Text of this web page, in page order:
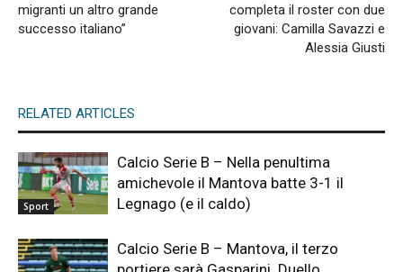
migranti un altro grande
successo italiano”
completa il roster con due
giovani: Camilla Savazzi e
Alessia Giusti
RELATED ARTICLES
Sport
Calcio Serie B – Nella penultima
amichevole il Mantova batte 3-1 il
Legnago (e il caldo)
Calcio Serie B – Mantova, il terzo